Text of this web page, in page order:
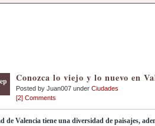
Conozca lo viejo y lo nuevo en
Posted by Juan007 under Ciudades
[2] Comments
de Valencia tiene una diversidad de paisajes,